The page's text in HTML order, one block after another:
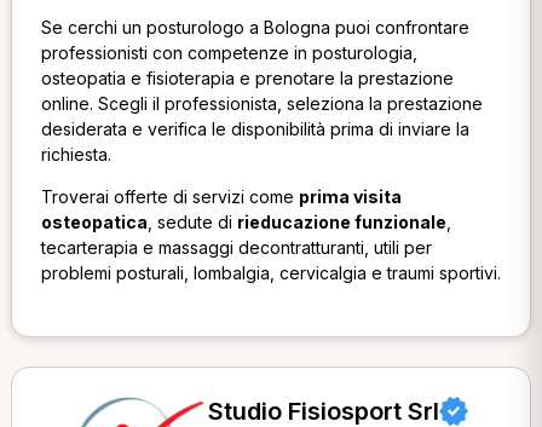
Se cerchi un posturologo a Bologna puoi confrontare
professionisti con competenze in posturologia,
osteopatia e fisioterapia e prenotare la prestazione
online. Scegli il professionista, seleziona la prestazione
desiderata e verifica le disponibilità prima di inviare la
richiesta.
Troverai offerte di servizi come prima visita
osteopatica , sedute di rieducazione funzionale
tecarterapia e massaggi decontratturanti, utili per
problemi posturali, lombalgia, cervicalgia e traumi sportivi.
Studio Fisiosport Srl